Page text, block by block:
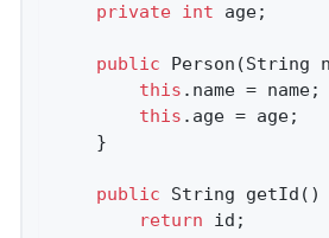
private int age;
public Person (String
this .name = name;
this .age = age;
public String getId ()
return id;